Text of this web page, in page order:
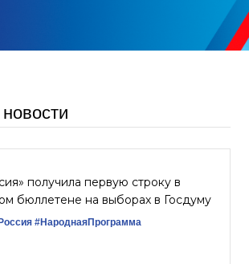
получила первую строку в
бюллетене на выборах в Госдуму
#НароднаяПрограмма